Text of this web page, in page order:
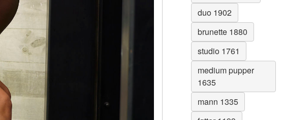
duo 1902
brunette 1880
studio 1761
medium pupper
1635
mann 1335